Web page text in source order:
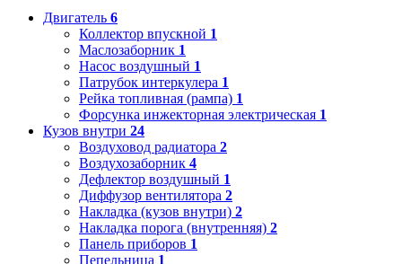
Двигатель 6
Коллектор впускной 1
Маслозаборник 1
Насос воздушный 1
Патрубок интеркулера 1
Рейка топливная (рампа) 1
Форсунка инжекторная электрическая 1
Кузов внутри 24
Воздуховод радиатора 2
Воздухозаборник 4
Дефлектор воздушный 1
Диффузор вентилятора 2
Накладка (кузов внутри) 2
Накладка порога (внутренняя) 2
Панель приборов 1
Пепельница 1